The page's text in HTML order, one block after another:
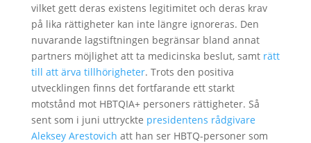
vilket gett deras existens legitimitet och deras krav
på lika rättigheter kan inte längre ignoreras. Den
nuvarande lagstiftningen begränsar bland annat
partners möjlighet att ta medicinska beslut, samt rätt
till att ärva tillhörigheter. Trots den positiva
utvecklingen finns det fortfarande ett starkt
motstånd mot HBTQIA+ personers rättigheter. Så
sent som i juni uttryckte presidentens rådgivare
Aleksey Arestovich att han ser HBTQ-personer som